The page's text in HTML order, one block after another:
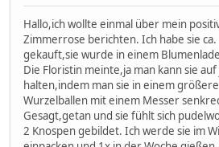
Hallo,ich wollte einmal über mein
Zimmerrose berichten. Ich habe sie ca.
gekauft,sie wurde in einem
Die Floristin meinte,ja man kann sie
halten,indem man sie in einem
Wurzelballen mit einem Messer
Gesagt,getan und sie fühlt sich
2 Knospen gebildet. Ich werde sie im